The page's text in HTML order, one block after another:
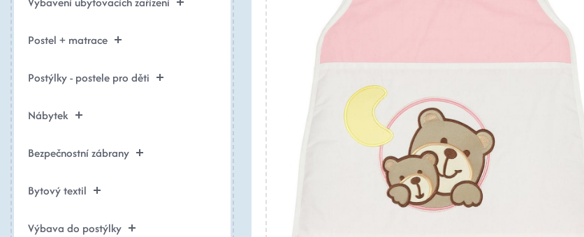
Postel + matrace
Postýlky - postele pro děti
Nábytek
Bezpečnostní zábrany
Bytový textil
Výbava do postýlky